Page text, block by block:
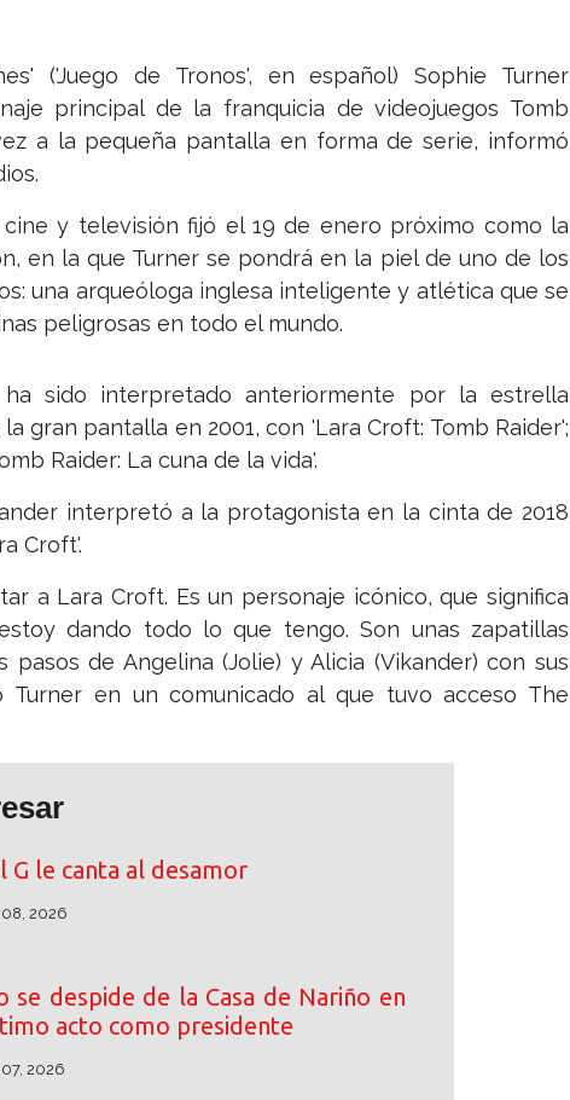
('Juego de Tronos', en español) Sophie Turner
principal de la franquicia de videojuegos Tomb
a la pequeña pantalla en forma de serie, informó
y televisión fijó el 19 de enero próximo como la
en la que Turner se pondrá en la piel de uno de los
una arqueóloga inglesa inteligente y atlética que se
peligrosas en todo el mundo.
sido interpretado anteriormente por la estrella
gran pantalla en 2001, con 'Lara Croft: Tomb Raider';
Raider: La cuna de la vida'.
interpretó a la protagonista en la cinta de 2018
Croft'.
a Lara Croft. Es un personaje icónico, que significa
dando todo lo que tengo. Son unas zapatillas
pasos de Angelina (Jolie) y Alicia (Vikander) con sus
Turner en un comunicado al que tuvo acceso The
G le canta al desamor
2026
se despide de la Casa de Nariño en
acto como presidente
2026